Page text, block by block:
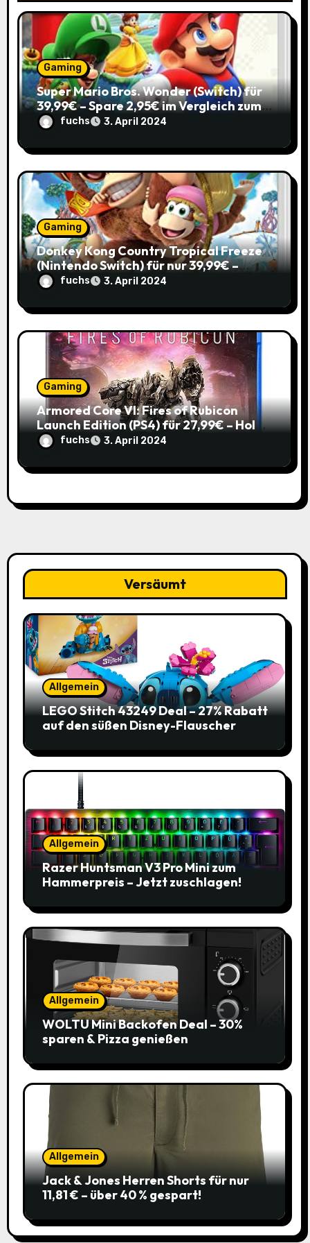
a
t
i
o
Gaming
Super Mario Bros. Wonder (Switch) für
39,99€ – Spare 2,95€ im Vergleich zum
Normalpreis!
fuchs 3. April 2024
Gaming
Donkey Kong Country Tropical Freeze
(Nintendo Switch) für nur 39,99€ –
Spare 16% im Vergleich zum alten Preis!
fuchs 3. April 2024
Gaming
Armored Core VI: Fires of Rubicon
Launch Edition (PS4) für 27,99€ – Hol
dir den Mech-Action Spaß zum
Spitzenpreis!
fuchs 3. April 2024
Versäumt
Allgemein
LEGO Stitch 43249 Deal – 27% Rabatt
auf den süßen Disney-Flauscher
Allgemein
Razer Huntsman V3 Pro Mini zum
Hammerpreis – Jetzt zuschlagen!
Allgemein
WOLTU Mini Backofen Deal – 30%
sparen & Pizza genießen
Allgemein
Jack & Jones Herren Shorts für nur
11,81 € – über 40 % gespart!